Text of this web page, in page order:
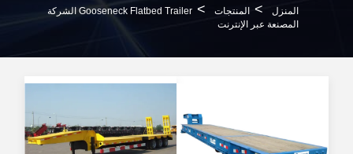
المنزل > المنتجات >
Gooseneck Flatbed Trailer الشركة
المصنعة عبر الإنترنت